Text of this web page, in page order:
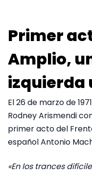
Primer
Amplio,
izquierda
El 26 de marzo de
Rodney Arismendi
primer acto del
español Antonio
«En los trances